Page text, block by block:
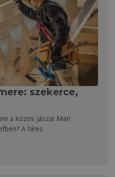
szekerce,
a közös Jászai Mari
A híres